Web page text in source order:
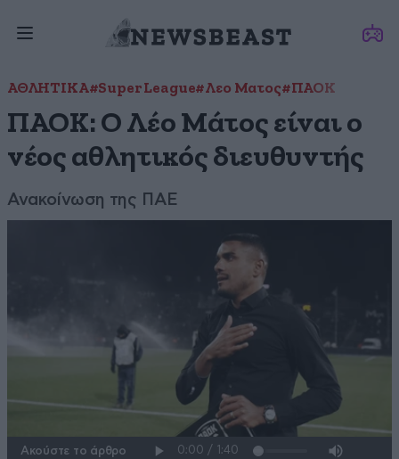
ΑΘΛΗΤΙΚΑ#Super League#Λεο Ματος#ΠΑΟΚ
ΠΑΟΚ: Ο Λέο Μάτος είναι ο
νέος αθλητικός διευθυντής
Ανακοίνωση της ΠΑΕ
Ακούστε το άρθρο